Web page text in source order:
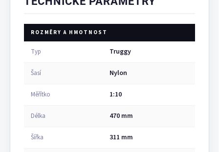
ROZMĚRY A HMOTNOST
Typ Truggy
Šasí Nylon
Měřítko 1:10
Délka 470 mm
Šířka 311 mm